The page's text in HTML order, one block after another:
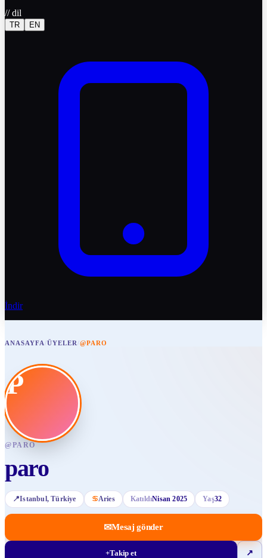
//dil
TR EN
İndir
ANASAYFA/ÜYELER/@PARO
P
@PARO
paro
📍Istanbul, Türkiye ♋Aries KatıldıNisan 2025 Yaş32
✉Mesaj gönder
+Takip et ↗